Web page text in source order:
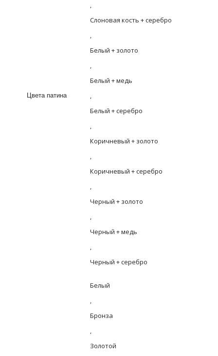
Цвета патина
,
Слоновая кость + серебро
,
Белый + золото
,
Белый + медь
,
Белый + серебро
,
Коричневый + золото
,
Коричневый + серебро
,
Черный + золото
,
Черный + медь
,
Черный + серебро
Белый
,
Бронза
,
Золотой